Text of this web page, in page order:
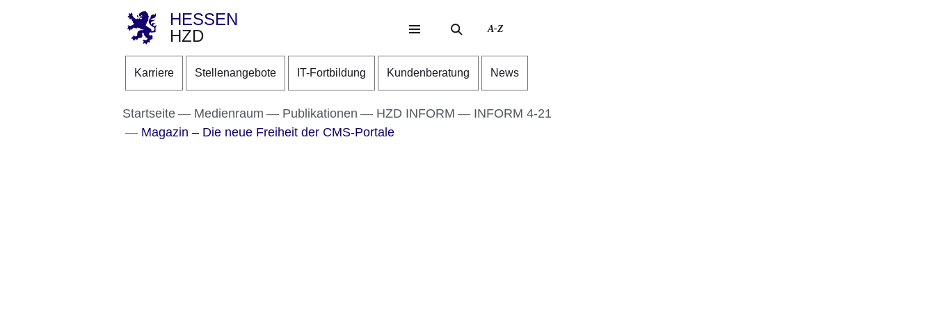
Direkt zum Kopf der Seite
Direkt zum Inhalt
Direkt zum Fuß der Seite
HESSEN
HZD
A-Z
Karriere Stellenangebote IT-Fortbildung Kundenberatung News
Startseite Medienraum Publikationen HZD INFORM
INFORM 4-21
Magazin – Die neue Freiheit der CMS-Portale